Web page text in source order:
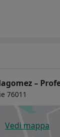
–
76011
Vedi mappa
si apre